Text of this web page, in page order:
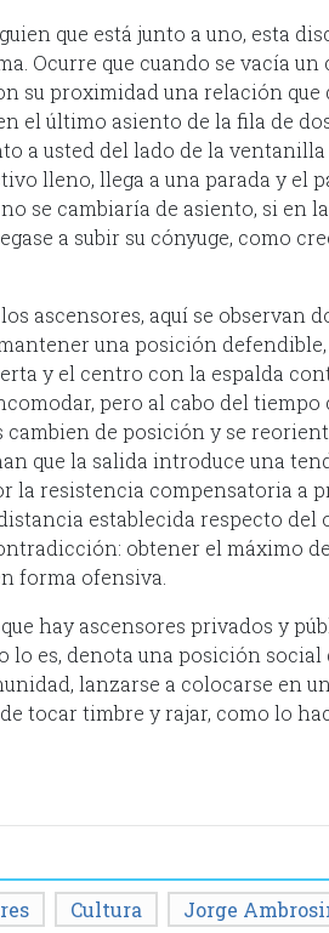
que está junto a uno, esta
Ocurre que cuando se vacía
su proximidad una relación que
el último asiento de la fila de
a usted del lado de la
lleno, llega a una parada y el
se cambiaría de asiento, si en
a subir su cónyuge, como
ascensores, aquí se observan
una posición defendible,
y el centro con la espalda
pero al cabo del tiempo
de posición y se
que la salida introduce una
la resistencia compensatoria a
establecida respecto del
obtener el máximo
forma ofensiva.
hay ascensores privados y
es, denota una posición social
lanzarse a colocarse en
tocar timbre y rajar, como lo
Cultura Jorge